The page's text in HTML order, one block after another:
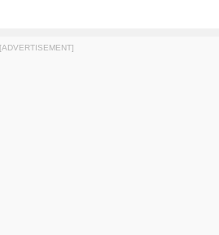
[ADVERTISEMENT]